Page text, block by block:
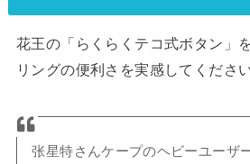
花王の「らくらくテコ式ボタン」
リングの便利さを実感してください
张星特さんケープのヘビーユーザ